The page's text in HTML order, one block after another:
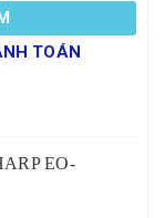
TOÁN
EO-